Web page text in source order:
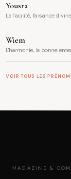
Yousra
La facilité, l'aisance divine
Wiem
L'harmonie, la bonne
VOIR TOUS LES
MAGAZINE &